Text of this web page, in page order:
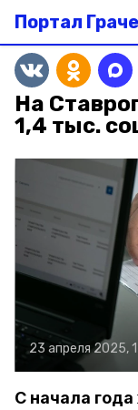
Портал
На
1,4 тыс.
23 апреля 2025,
С начала